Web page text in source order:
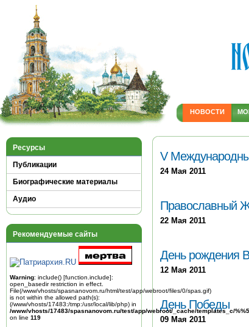
V
24 Мая 2011
Православный
22 Мая 2011
День рождения
12 Мая 2011
День Победы
09 Мая 2011
НОВОСТИ
Ресурсы
Публикации
Биографические материалы
Аудио
Рекомендуемые сайты
Warning: include() [function.include]:
open_basedir restriction in effect.
File(/www/vhosts/spasnanovom.ru/html/test/app/webroot/files/0/spas.gif)
is not within the allowed path(s):
(/www/vhosts/17483:/tmp:/usr/local/lib/php) in
/www/vhosts/17483/spasnanovom.ru/test/app/webroot/_cache/templates_c/
on line 119